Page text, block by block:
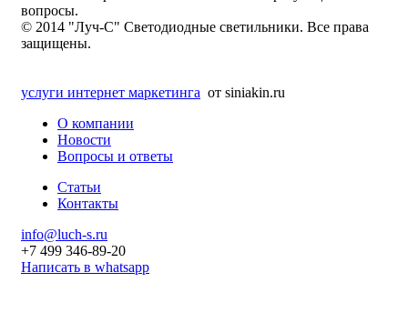
вопросы.
© 2014 "Луч-С" Светодиодные светильники. Все права
защищены.
услуги интернет маркетинга от siniakin.ru
О компании
Новости
Вопросы и ответы
Статьи
Контакты
info@luch-s.ru
+7 499 346-89-20
Написать в whatsapp